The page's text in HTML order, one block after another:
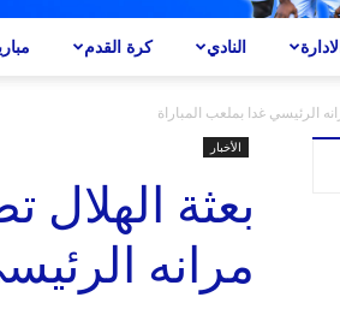
كرة القدم النادي
الرئيسي غدا بملعب المباراة
الأخبار
بعثة الهلال
مرانه